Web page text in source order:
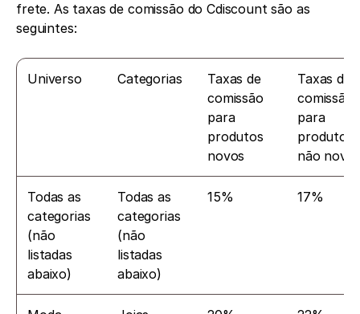
frete. As taxas de comissão do Cdiscount são as
seguintes:
Universo Categorias
Taxas de
comissão
para
produtos
novos
Taxas de
comissão
para
produtos
não
Todas as
categorias
(não
listadas
abaixo)
Todas as
categorias
(não
listadas
abaixo)
15% 17%